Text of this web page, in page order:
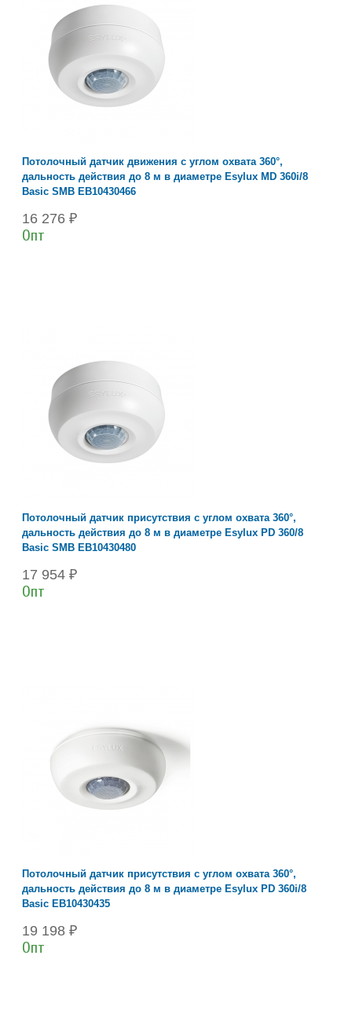
Потолочный датчик движения с углом охвата 360°,
дальность действия до 8 м в диаметре Esylux MD 360i/8
Basic SMB EB10430466
16 276 ₽
Опт
Потолочный датчик присутствия с углом охвата 360°,
дальность действия до 8 м в диаметре Esylux PD 360/8
Basic SMB EB10430480
17 954 ₽
Опт
Потолочный датчик присутствия с углом охвата 360°,
дальность действия до 8 м в диаметре Esylux PD 360i/8
Basic EB10430435
19 198 ₽
Опт